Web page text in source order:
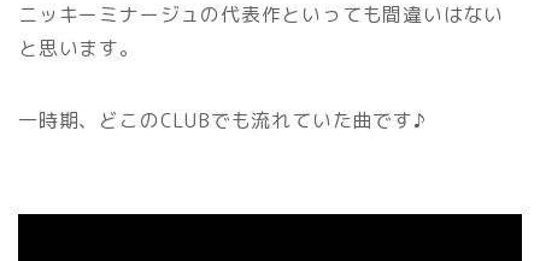
ニッキーミナージュの代表作といっても間違いはない
と思います。
一時期、どこのCLUBでも流れていた曲です♪